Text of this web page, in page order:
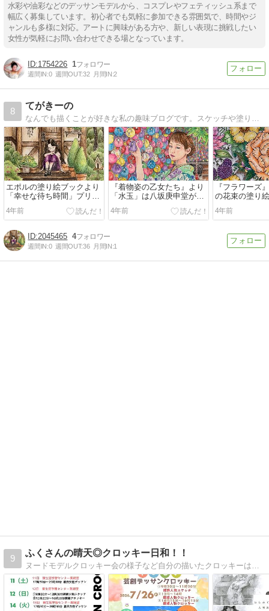
水彩や油彩などのデッサンモデルから、コスプレやフェティッシュ系まで
幅広く募集しています。初心者でも気軽に参加できる雰囲気で、時間やジ
ャンルも多様に対応。アートに興味がある方や、新しい表現に挑戦したい
女性が気軽にお問い合わせできる場となっています。
1754226 1
週間IN:0 週間OUT:32 月間IN:2
8
てがきーの
なんでも描くことが好きな私の趣味ブログです。スケッチや塗り絵、ノート作りなど楽しんでいます。
エポルの塗り絵ブックより
「幸せな待ち時間」プリズ
マカラーで塗ってみた
4年前
『着物姿の乙女たち』より
「水玉」は八坂庚申堂がモ
デル！くくり猿いっぱい塗
ってみた
4年前
『フラワーズ
の花束の塗り
気に入りはプ
4年前
2045465 4
週間IN:0 週間OUT:36 月間IN:1
9
ふくさんの晴天◎クロッキー日和！！
ヌードモデルクロッキー会の様子など自分の描いたクロッキーは全て掲載しています。